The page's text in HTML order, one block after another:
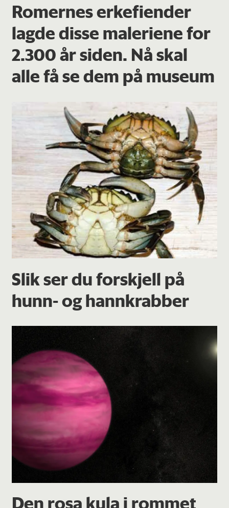
Romernes erkefiender
lagde disse maleriene for
2.300 år siden. Nå skal
alle få se dem på museum
Slik ser du forskjell på
hunn- og hannkrabber
Den rosa kula i rommet